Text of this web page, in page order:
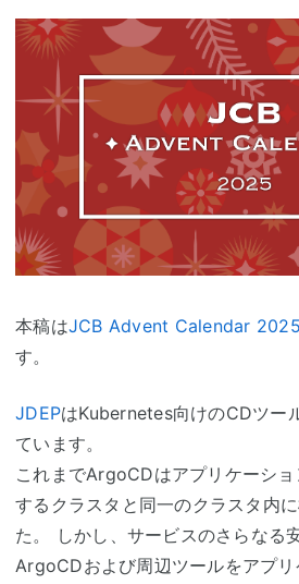
本稿はJCB Advent Calendar 2025
す。
JDEPはKubernetes向けのCDツール
ています。
これまでArgoCDはアプリケーシ
するクラスタと同一のクラスタ内
た。 しかし、サービスのさらなる
ArgoCDおよび周辺ツールをアプリ